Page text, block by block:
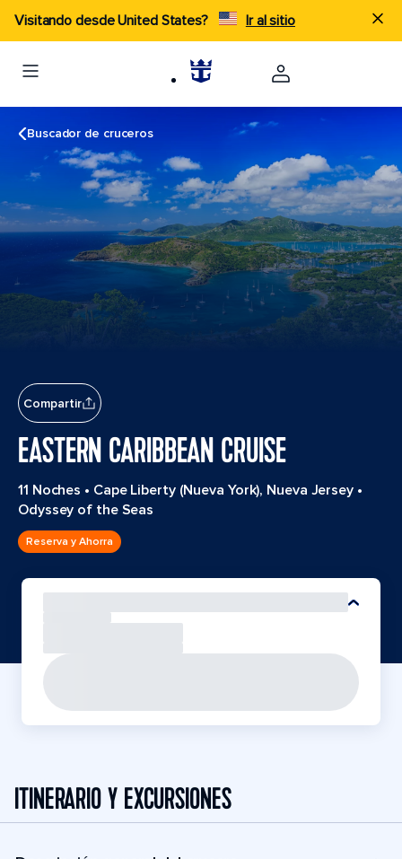
Visitando desde United States? Ir al sitio
Buscador de cruceros
Compartir
EASTERN CARIBBEAN CRUISE
11 Noches • Cape Liberty (Nueva York), Nueva Jersey•
Odyssey of the Seas
Reserva y Ahorra
ITINERARIO Y EXCURSIONES